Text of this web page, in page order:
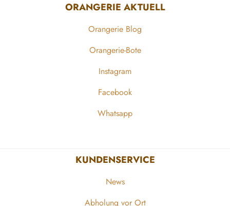
ORANGERIE AKTUELL
Orangerie Blog
Orangerie-Bote
Instagram
Facebook
Whatsapp
KUNDENSERVICE
News
Abholung vor Ort